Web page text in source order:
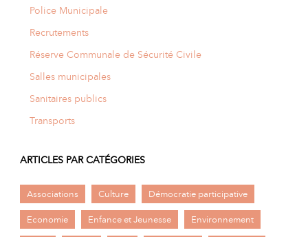
Police Municipale
Recrutements
Réserve Communale de Sécurité Civile
Salles municipales
Sanitaires publics
Transports
ARTICLES PAR CATÉGORIES
Associations Culture Démocratie participative
Economie Enfance et Jeunesse Environnement